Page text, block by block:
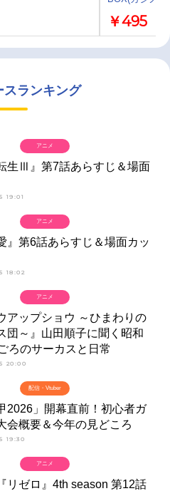
￥495
スランキング
生Ⅲ』第7話あらすじ＆場面
19:01
アニメ
』第6話あらすじ＆場面カッ
18:02
アニメ
アップショウ ～ひまわりの
団～』山田順子に聞く昭和
ろのサーカスと日常
20:00
アニメ
2026」開幕直前！初心者ガ
会概要＆今年の見どころ
19:30
配信・Vtuber
リゼロ』4th season 第12話
アニメ